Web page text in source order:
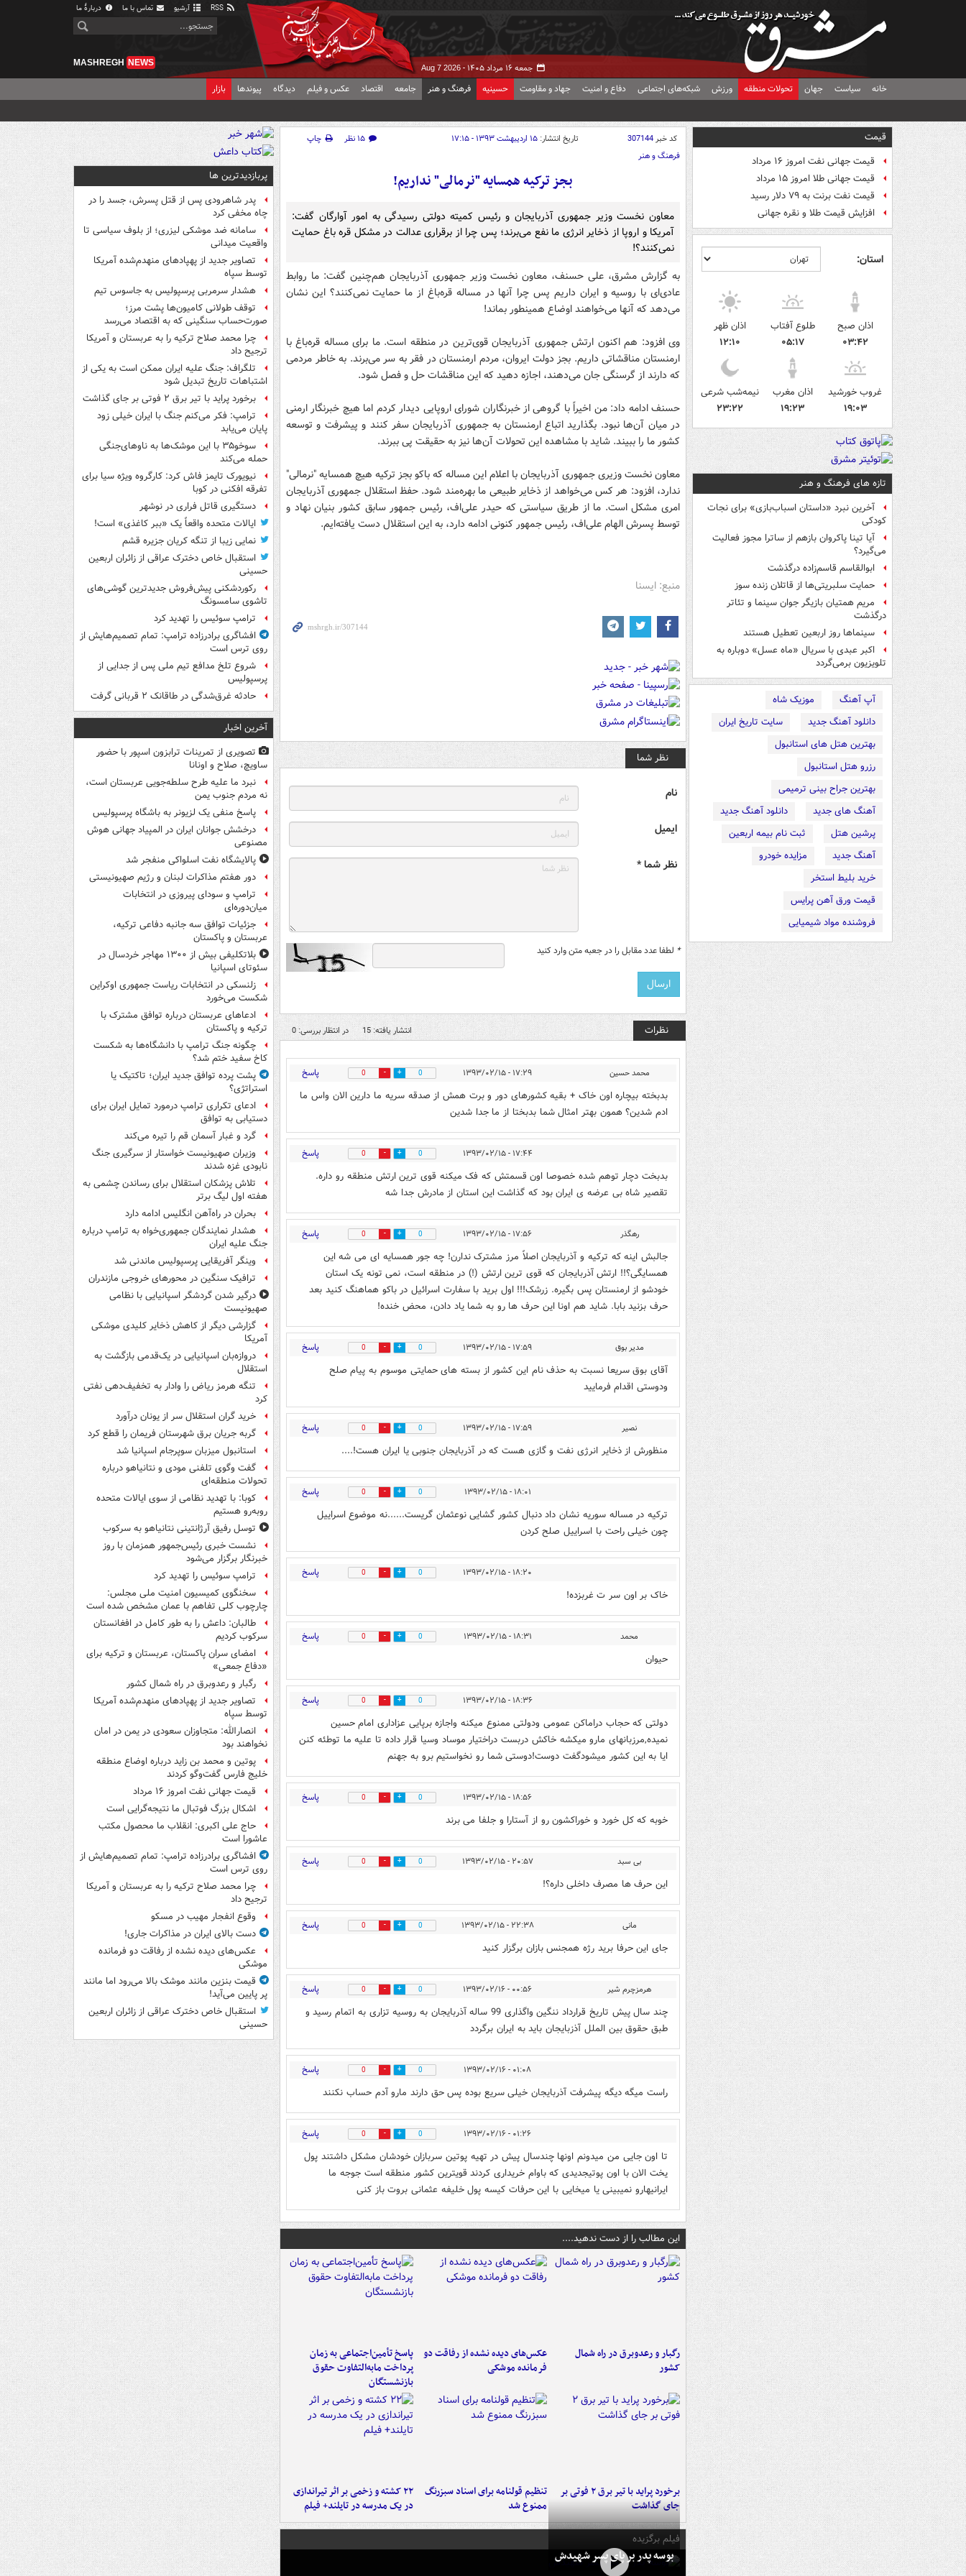
آرشیو تماس با ما دربارهٔ ما
جمعه ۱۶ مرداد ۱۴۰۵ - Aug 7 2026
MASHREGH NEWS
خانه سیاست جهان تحولات منطقه ورزش شبکه‌های اجتماعی دفاع و امنیت جهاد و مقاومت حسینیه فرهنگ و هنر جامعه اقتصاد عکس و فیلم دیدگاه پیوندها بازار
قیمت
قیمت جهانی نفت امروز ۱۶ مرداد
قیمت جهانی طلا امروز ۱۵ مرداد
قیمت نفت برنت به ۷۹ دلار رسید
افزایش قیمت طلا و نقره جهانی
استان:
اذان صبح
۰۳:۴۲
طلوع آفتاب
۰۵:۱۷
اذان ظهر
۱۲:۱۰
غروب خورشید
۱۹:۰۳
اذان مغرب
۱۹:۲۳
نیمه‌شب شرعی
۲۳:۲۲
تازه های فرهنگ و هنر
آخرین نبرد «داستان اسباب‌بازی» برای نجات
کودکی
آیا تینا پاکروان بازهم از ساترا مجوز فعالیت
می‌گیرد؟
ابوالقاسم قاسم‌زاده درگذشت
حمایت سلبریتی‌ها از قاتلان زنده سوز
مریم همتیان بازیگر جوان سینما و تئاتر
درگذشت
سینماها روز اربعین تعطیل هستند
اکبر عبدی با سریال «ماه عسل» دوباره به
تلویزیون برمی‌گردد
آپ آهنگ
موزیک شاه
دانلود آهنگ جدید
سایت تاریخ ایران
بهترین هتل های استانبول
رزرو هتل استانبول
بهترین جراح بینی ترمیمی
آهنگ های جدید
دانلود آهنگ جدید
پرشین هتل
ثبت نام بیمه اربعین
آهنگ جدید
مزایده خودرو
خرید بلیط استخر
قیمت ورق آهن پرایس
فروشنده مواد شیمیایی
کد خبر307144 تاریخ انتشار: ۱۵ اردیبهشت ۱۳۹۳ - ۱۷:۱۵ ۱۵ نظر
چاپ
فرهنگ و هنر
بجز ترکیه همسایه "نرمالی" نداریم!
معاون نخست‌ وزیر جمهوری آذربایجان و رئیس کمیته دولتی رسیدگی به امور آوارگان گفت:
آمریکا و اروپا از ذخایر انرژی ما نفع می‌برند؛ پس چرا از برقراری عدالت در مشکل قره باغ حمایت
نمی‌کنند؟!
به گزارش مشرق، علی حسنف، معاون نخست وزیر جمهوری آذربایجان هم‌چنین گفت: ما روابط
عادی‌ای با روسیه و ایران داریم پس چرا آنها در مساله قره‌باغ از ما حمایت نمی‌کنند؟ این نشان
می‌دهد که آنها می‌خواهند اوضاع همینطور بماند!
وی افزود: هم اکنون ارتش جمهوری آذربایجان قوی‌ترین در منطقه است. ما برای مساله قره‌باغ با
ارمنستان مناقشاتی داریم. بجز دولت ایروان، مردم ارمنستان در فقر به سر می‌برند. به خاطر مردمی
که دارند از گرسنگی جان می‌دهند، اجازه دهید که این مناقشات حل و فصل شود.
حسنف ادامه داد: من اخیراً با گروهی از خبرنگاران شورای اروپایی دیدار کردم اما هیچ خبرنگار ارمنی
در میان آن‌ها نبود. بگذارید اتباع ارمنستان به جمهوری آذربایجان سفر کنند و پیشرفت و توسعه
کشور ما را ببیند. شاید با مشاهده این تحولات آن‌ها نیز به حقیقت پی ببرند.
معاون نخست وزیری جمهوری آذربایجان با اعلام این مساله که باکو بجز ترکیه هیچ همسایه "نرمالی"
ندارد، افزود: هر کس می‌خواهد از ذخایر طبیعی ما بهره‌مند شود. حفظ استقلال جمهوری آذربایجان
امری مشکل است. ما از طریق سیاستی که حیدر علی‌اف، رئیس جمهور سابق کشور بنیان نهاد و
توسط پسرش الهام علی‌اف، رئیس جمهور کنونی ادامه دارد، به این استقلال دست یافته‌ایم.
منبع: ایسنا
نظر شما
نام
ایمیل
نظر شما *
* لطفا عدد مقابل را در جعبه متن وارد کنید
نظرات انتشار یافته: 15 در انتظار بررسی: 0
محمد حسین ۱۷:۲۹ - ۱۳۹۳/۰۲/۱۵ 0
0 پاسخ
بدبخته بیچاره اون خاک + بقیه کشورهای دور و برت همش از صدقه سریه ما دارین الان واس ما
ادم شدین؟ همون بهتر امثال شما بدبختا از ما جدا شدین
۱۷:۴۴ - ۱۳۹۳/۰۲/۱۵ 0
0 پاسخ
بدبخت دچار توهم شده خصوصا اون قسمتش که فک میکنه قوی ترین ارتش منطقه رو داره.
تقصیر شاه بی عرضه ی ایران بود که گذاشت این استان از مادرش جدا شه
رهگذر ۱۷:۵۶ - ۱۳۹۳/۰۲/۱۵ 0
0 پاسخ
جالبش اینه که ترکیه و آذربایجان اصلاً مرز مشترک ندارن! چه جور همسایه ای می شه این
همسایگی؟!! ارتش آذربایجان که قوی ترین ارتش (!) در منطقه است، نمی تونه یک استان
خودشو از ارمنستان پس بگیره. زرشک!!! اول برید با سفارت اسرائیل در باکو هماهنگ کنید بعد
حرف بزنید بابا. شاید هم اونا این حرف ها رو به شما یاد دادن، محض خنده!
مدیر بوق ۱۷:۵۹ - ۱۳۹۳/۰۲/۱۵ 0
0 پاسخ
آقای بوق سریعا نسبت به حذف نام این کشور از بسته های حمایتی موسوم به پیام صلح
ودوستی اقدام فرمایید
نصیر ۱۷:۵۹ - ۱۳۹۳/۰۲/۱۵ 0
0 پاسخ
منظورش از ذخایر انرژی نفت و گازی هست که در آذربایجان جنوبی یا ایران هست!....
۱۸:۰۱ - ۱۳۹۳/۰۲/۱۵ 0
0 پاسخ
ترکیه در مساله سوریه نشان داد دنبال کشور گشایی نوعثمان گریست......نه موضوع اسراییل
چون خیلی راحت با اسراییل صلح کردن
۱۸:۲۰ - ۱۳۹۳/۰۲/۱۵ 0
0 پاسخ
خاک بر اون سر ت غربزده!
محمد ۱۸:۳۱ - ۱۳۹۳/۰۲/۱۵ 0
0 پاسخ
حیوان
۱۸:۳۶ - ۱۳۹۳/۰۲/۱۵ 0
0 پاسخ
دولتی که حجاب دراماکن عمومی ودولتی ممنوع میکنه واجازه برپایی عزاداری امام حسین
نمیده,مرزبانهای مارو میکشه خاکش دربست دراختیار موساد وسیا قرار داده تا علیه ما توطئه کنن
ایا به این کشور میشودگفت دوست!دوستی شما رو نخواستیم برو به جهنم
۱۸:۵۶ - ۱۳۹۳/۰۲/۱۵ 0
0 پاسخ
خوبه که کل خورد و خوراکشون رو از آستارا و جلفا می برند
بی سبد ۲۰:۵۷ - ۱۳۹۳/۰۲/۱۵ 0
0 پاسخ
این حرف ها مصرف داخلی داره؟!
مانی ۲۲:۳۸ - ۱۳۹۳/۰۲/۱۵ 0
0 پاسخ
جای این حرفا برید رژه همجنس بازان برگزار کنید
هرمزچرم شیر ۰۰:۵۶ - ۱۳۹۳/۰۲/۱۶ 0
0 پاسخ
چند سال پیش تاریخ قرارداد ننگین واگذاری 99 ساله آذربایجان به روسیه تزاری به اتمام رسید و
طبق حقوق بین الملل آذزبایجان باید به ایران برگردد
۰۱:۰۸ - ۱۳۹۳/۰۲/۱۶ 0
0 پاسخ
راست میگه دیگه پیشرفت آذربایجان خیلی سریع بوده پس حق دارند مارو آدم حساب نکنند
۰۱:۲۶ - ۱۳۹۳/۰۲/۱۶ 0
0 پاسخ
تا اون جایی من میدونم اونها چندسال پیش در تهیه پوتین سربازان خودشان مشکل داشتند پول
یخت الان با اون پوتیجدیدی که باوام خریداری کردند قویترین کشور منطقه است جوجه ما
ایرانیهارو نمیبینی یا میخایی با این حرفات کیسه پول خلیفه عثمانی بروت باز کنی
این مطالب را از دست ندهید....
رگبار و رعدوبرق در راه شمال
کشور
عکس‌های دیده نشده از رفاقت دو
فرمانده‌ موشکی
پاسخ تأمین‌اجتماعی به زمان
پرداخت مابه‌التفاوت حقوق
بازنشستگان
برخورد پراید با تیر برق ۲ فوتی بر
جای گذاشت
تنظیم قولنامه برای اسناد سبزرنگ
ممنوع شد
۲۲ کشته و زخمی بر اثر تیراندازی
در یک مدرسه در تایلند+ فیلم
فیلم برگزیده
بوسه‌ پدر بر پای پسر شهیدش
پربازدیدترین ها
پدر شاهرودی پس از قتل پسرش، جسد را در
چاه مخفی کرد
سامانه ضد موشکی لیزری؛ از بلوف سیاسی تا
واقعیت میدانی
تصاویر جدید از پهپادهای منهدم‌شده آمریکا
توسط سپاه
هشدار سرمربی پرسپولیس به جاسوس تیم
توقف طولانی کامیون‌ها پشت مرز؛
صورت‌حساب سنگینی که به اقتصاد می‌رسد
چرا محمد صلاح ترکیه را به عربستان و آمریکا
ترجیح داد
تلگراف: جنگ علیه ایران ممکن است به یکی از
اشتباهات تاریخ تبدیل شود
برخورد پراید با تیر برق ۲ فوتی بر جای گذاشت
ترامپ: فکر می‌کنم جنگ با ایران خیلی زود
پایان می‌یابد
سوخو۳۵ با این موشک‌ها به ناوهای‌جنگی
حمله می‌کند
نیویورک تایمز فاش کرد: کارگروه ویژه سیا برای
تفرقه افکنی در کوبا
دستگیری قاتل فراری در نوشهر
ایالات متحده واقعاً یک «ببر کاغذی» است!
نمایی زیبا از تنگه کریان جزیره قشم
استقبال خاص دخترک عراقی از زائران اربعین
حسینی
رکوردشکنی پیش‌فروش جدیدترین گوشی‌های
تاشوی سامسونگ
ترامپ سوئیس را تهدید کرد
افشاگری برادرزاده ترامپ: تمام تصمیم‌هایش از
روی ترس است
شروع تلخ مدافع تیم ملی پس از جدایی از
پرسپولیس
حادثه غرق‌شدگی در طاقانک ۲ قربانی گرفت
آخرین اخبار
تصویری از تمرینات ترابزون اسپور با حضور
ساویچ، صلاح و اونانا
نبرد ما علیه طرح سلطه‌جویی عربستان است،
نه مردم جنوب یمن
پاسخ منفی یک لزیونر به باشگاه پرسپولیس
درخشش جوانان ایران در المپیاد جهانی هوش
مصنوعی
پالایشگاه نفت اسلواکی منفجر شد
دور هفتم مذاکرات لبنان و رژیم صهیونیستی
ترامپ و سودای پیروزی در انتخابات
میان‌دوره‌ای
جزئیات توافق سه جانبه دفاعی ترکیه،
عربستان و پاکستان
بلاتکلیفی بیش از ۱۳۰۰ مهاجر خردسال در
سئوتای اسپانیا
زلنسکی در انتخابات ریاست جمهوری اوکراین
شکست می‌خورد
ادعاهای عربستان درباره توافق مشترک با
ترکیه و پاکستان
چگونه جنگ ترامپ با دانشگاه‌ها به شکست
کاخ سفید ختم شد؟
پشت پرده توافق جدید ایران؛ تاکتیک یا
استراتژی؟
ادعای تکراری ترامپ درمورد تمایل ایران برای
دستیابی به توافق
گرد و غبار آسمان قم را تیره می‌کند
وزیران صهیونیست خواستار از سرگیری جنگ
نابودی غزه شدند
تلاش پزشکان استقلال برای رساندن چشمی به
هفته اول لیگ برتر
بحران در راه‌آهن انگلیس ادامه دارد
هشدار نمایندگان جمهوری‌خواه به ترامپ درباره
جنگ علیه ایران
وینگر آفریقایی پرسپولیس ماندنی شد
ترافیک سنگین در محورهای خروجی مازندران
درگیر شدن گردشگر اسپانیایی با نظامی
صهیونیست
گزارشی دیگر از کاهش ذخایر کلیدی موشکی
آمریکا
دروازه‌بان اسپانیایی در یک‌قدمی بازگشت به
استقلال
تنگه هرمز ریاض را وادار به تخفیف‌دهی نفتی
کرد
خرید گران استقلال سر از یونان درآورد
گربه جریان برق شهرستان فریمان را قطع کرد
استانبول میزبان سوپرجام اسپانیا شد
گفت وگوی تلفنی مودی و نتانیاهو درباره
تحولات منطقه‌ای
کوبا: با تهدید نظامی از سوی ایالات متحده
روبه‌رو هستیم
توسل رفیق آرژانتینی نتانیاهو به سرکوب
نشست خبری رئیس‌جمهور همزمان با روز
خبرنگار برگزار می‌شود
ترامپ سوئیس را تهدید کرد
سخنگوی کمیسیون امنیت ملی مجلس:
چارچوب کلی تفاهم با عمان مشخص شده است
طالبان: داعش را به طور کامل در افغانستان
سرکوب کردیم
امضای سران پاکستان، عربستان و ترکیه برای
«دفاع جمعی»
رگبار و رعدوبرق در راه شمال کشور
تصاویر جدید از پهپادهای منهدم‌شده آمریکا
توسط سپاه
انصارالله: متجاوزان سعودی در یمن در امان
نخواهند بود
پوتین و محمد بن زاید درباره اوضاع منطقه
خلیج فارس گفت‌وگو کردند
قیمت جهانی نفت امروز ۱۶ مرداد
اشکال بزرگ فوتبال ما نتیجه‌گرایی است
حاج علی اکبری: انقلاب ما محصول مکتب
عاشورا است
افشاگری برادرزاده ترامپ: تمام تصمیم‌هایش از
روی ترس است
چرا محمد صلاح ترکیه را به عربستان و آمریکا
ترجیح داد
وقوع انفجار مهیب در مسکو
دست بالای ایران در مذاکرات جاری!
عکس‌های دیده نشده از رفاقت دو فرمانده‌
موشکی
قیمت بنزین مانند موشک بالا می‌رود اما مانند
پر پایین می‌آید!
استقبال خاص دخترک عراقی از زائران اربعین
حسینی